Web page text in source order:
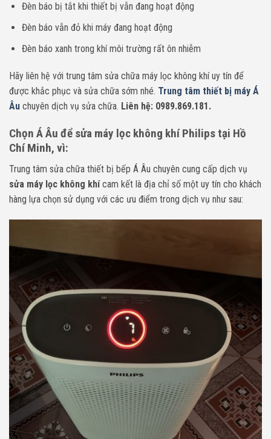
Đèn báo bị tắt khi thiết bị vẫn đang hoạt động
Đèn báo vẫn đỏ khi máy đang hoạt động
Đèn báo xanh trong khí môi trường rất ôn nhiễm
Hãy liên hệ với trung tâm sửa chữa máy lọc không khí uy tín để
được khắc phục và sửa chữa sớm nhé. Trung tâm thiết bị máy Á
Âu chuyên dịch vụ sửa chữa. Liên hệ: 0989.869.181.
Chọn Á Âu để sửa máy lọc không khí Philips tại Hồ
Chí Minh, vì:
Trung tâm sửa chữa thiết bị bếp Á Âu chuyên cung cấp dịch vụ
sửa máy lọc không khícam kết là địa chỉ số một uy tín cho khách
hàng lựa chọn sử dụng với các ưu điểm trong dịch vụ như sau: